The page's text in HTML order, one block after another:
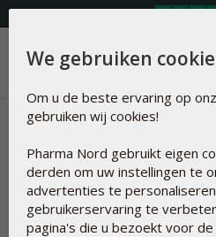
Menu
Nieuws | Energie, Vermoeidheid
& Jetlag
Artikelen over
We gebruiken
Om u de beste ervaring op
gebruiken wij cookies!
Pharma Nord gebruikt eigen
derden om uw instellingen te
advertenties te
gebruikerservaring te
pagina's die u bezoekt voor